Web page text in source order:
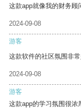
这款app就像我的财务顾
2024-09-08
游客
这款软件的社区氛围非
2024-09-08
游客
这款app的学习氛围很浓